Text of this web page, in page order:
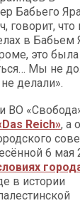
Бабьего
говорит, что
в Бабьем
это была
Мы не
делали».
ВО
Reich», а
6 мая
в истории